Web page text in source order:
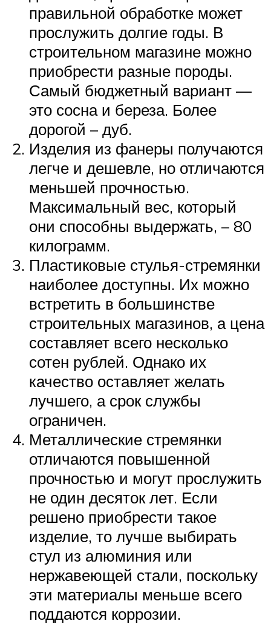
правильной обработке может
прослужить долгие годы. В
строительном магазине можно
приобрести разные породы.
Самый бюджетный вариант —
это сосна и береза. Более
дорогой – дуб.
Изделия из фанеры получаются
легче и дешевле, но отличаются
меньшей прочностью.
Максимальный вес, который
они способны выдержать, – 80
килограмм.
Пластиковые стулья-стремянки
наиболее доступны. Их можно
встретить в большинстве
строительных магазинов, а цена
составляет всего несколько
сотен рублей. Однако их
качество оставляет желать
лучшего, а срок службы
ограничен.
Металлические стремянки
отличаются повышенной
прочностью и могут прослужить
не один десяток лет. Если
решено приобрести такое
изделие, то лучше выбирать
стул из алюминия или
нержавеющей стали, поскольку
эти материалы меньше всего
поддаются коррозии.